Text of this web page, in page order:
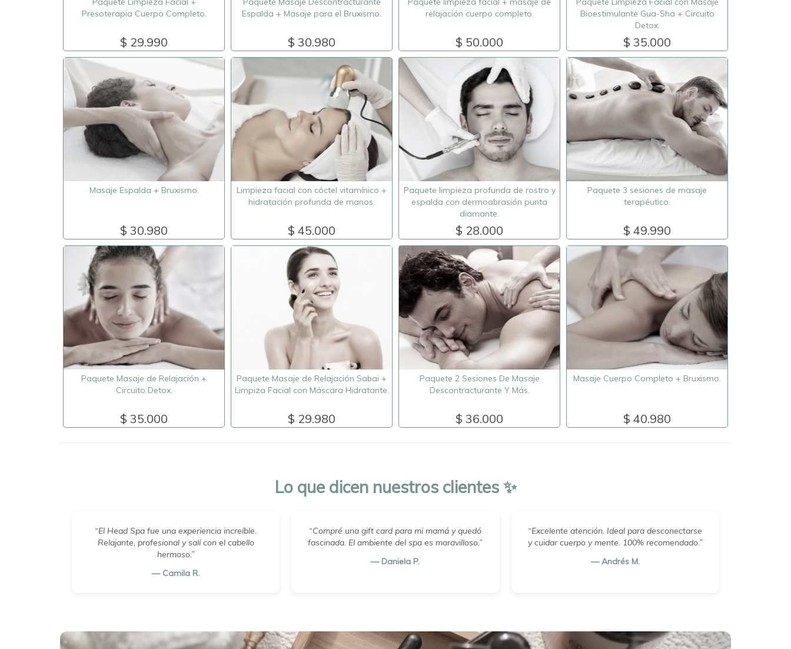
Presoterapia Cuerpo Completo.
$ 29.990
Espalda + Masaje para el Bruxismo.
$ 30.980
relajación cuerpo completo.
$ 50.000
Bioestimulante Gua-Sha + Circuito
Detox.
$ 35.000
Masaje Espalda + Bruxismo.
$ 30.980
Limpieza facial con cóctel vitamínico +
hidratación profunda de manos.
$ 45.000
Paquete limpieza profunda de rostro y
espalda con dermoabrasión punta
diamante.
$ 28.000
Paquete 3 sesiones de masaje
terapéutico.
$ 49.990
Paquete Masaje de Relajación +
Circuito Detox.
$ 35.000
Paquete Masaje de Relajación Sabai +
Limpiza Facial con Máscara Hidratante.
$ 29.980
Paquete 2 Sesiones De Masaje
Descontracturante Y Más.
$ 36.000
Masaje Cuerpo Completo + Bruxismo.
$ 40.980
Lo que dicen nuestros clientes ✨
“El Head Spa fue una experiencia increíble.
Relajante, profesional y salí con el cabello
hermoso.”
— Camila R.
“Compré una gift card para mi mamá y quedó
fascinada. El ambiente del spa es maravilloso.”
— Daniela P.
“Excelente atención. Ideal para desconectarse
y cuidar cuerpo y mente. 100% recomendado.”
— Andrés M.